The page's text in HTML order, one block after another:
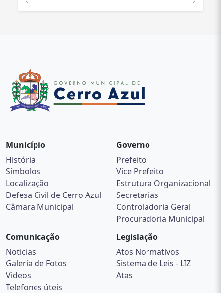
Município
História
Símbolos
Localização
Defesa Civil de Cerro Azul
Câmara Municipal
Governo
Prefeito
Vice Prefeito
Estrutura Organizacional
Secretarias
Controladoria Geral
Procuradoria Municipal
Comunicação
Noticias
Galeria de Fotos
Videos
Telefones úteis
Legislação
Atos Normativos
Sistema de Leis - LIZ
Atas